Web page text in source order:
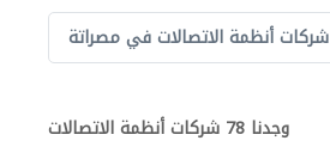
شركات أنظمة الاتصالات في مصراتة
وجدنا 78 شركات أنظمة الاتصالات